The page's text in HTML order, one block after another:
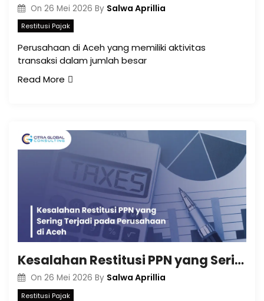
On 26 Mei 2026 By Salwa Aprillia
Restitusi Pajak
Perusahaan di Aceh yang memiliki aktivitas
transaksi dalam jumlah besar
Read More
Kesalahan Restitusi PPN yang Sering Terjadi pada Perusahaan di Aceh
On 26 Mei 2026 By Salwa Aprillia
Restitusi Pajak